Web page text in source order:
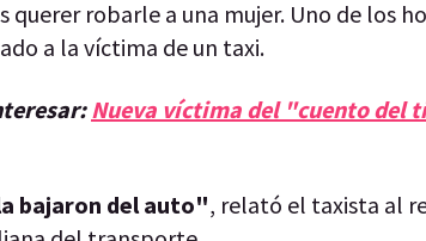
querer robarle a una mujer. Uno de los
a la víctima de un taxi.
Nueva víctima del "cuento del
bajaron del auto", relató el taxista al